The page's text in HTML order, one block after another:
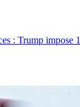
: Trump impose